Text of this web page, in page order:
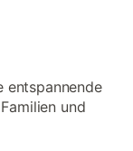
entspannende
und